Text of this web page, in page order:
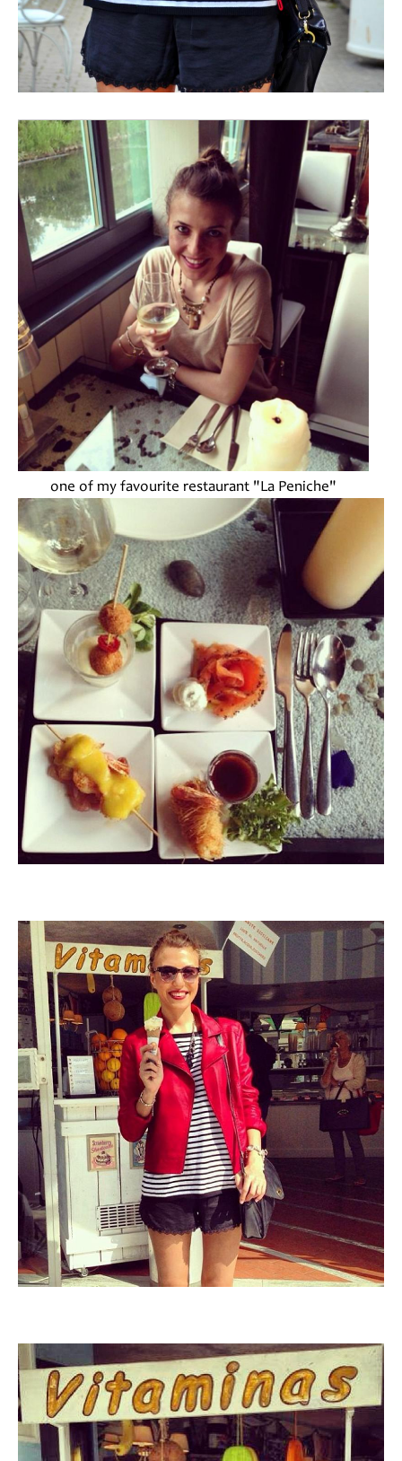
one of my favourite restaurant "La Peniche"